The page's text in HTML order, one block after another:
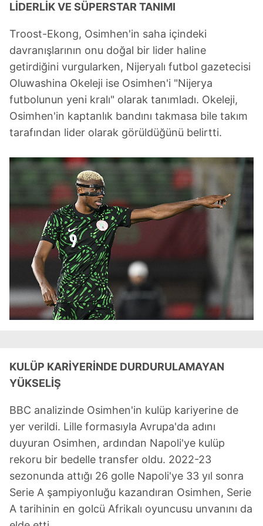
Çerezlere ilişkin tercihlerinizi aşağıda yer alan panel
vasıtasıyla belirleyebilirsiniz. Çerezlere ilişkin detaylı bilgi
için Ayarlar butonuna tıklayabilir,
Çerez Bilgilendirme
Metnimizi ziyaret edebilirsiniz.
6698 sayılı Kişisel Verilerin Korunması Kanunu uyarınca
hazırlanmış Aydınlatma Metnimizi okumak ve sitemizde
ilgili mevzuata uygun olarak kullanılan çerezlerle ilgili bilgi
LİDERLİK VE SÜPERSTAR TANIMI
Troost-Ekong, Osimhen'in saha içindeki
davranışlarının onu doğal bir lider haline
getirdiğini vurgularken, Nijeryalı futbol gazetecisi
Oluwashina Okeleji ise Osimhen'i "Nijerya
futbolunun yeni kralı" olarak tanımladı. Okeleji,
Osimhen'in kaptanlık bandını takmasa bile takım
tarafından lider olarak görüldüğünü belirtti.
KULÜP KARİYERİNDE DURDURULAMAYAN
YÜKSELİŞ
BBC analizinde Osimhen'in kulüp kariyerine de
yer verildi. Lille formasıyla Avrupa'da adını
duyuran Osimhen, ardından Napoli'ye kulüp
rekoru bir bedelle transfer oldu. 2022-23
sezonunda attığı 26 golle Napoli'ye 33 yıl sonra
Serie A şampiyonluğu kazandıran Osimhen, Serie
A tarihinin en golcü Afrikalı oyuncusu unvanını da